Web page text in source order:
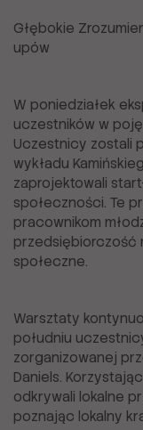
Głębokie
upów
W poniedziałek
uczestników w
Uczestnicy zostali
wykładu
zaprojektowali
społeczności. Te
pracownikom
przedsiębiorczość
społeczne.
Warsztaty
południu
zorganizowanej
Daniels.
odkrywali lokalne
poznając lokalny